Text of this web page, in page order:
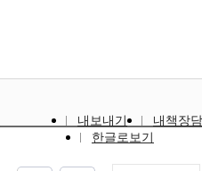
내보내기
내책장
한글로보기